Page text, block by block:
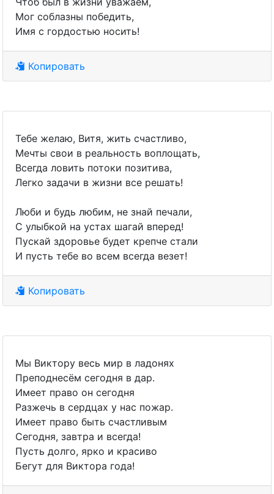
Мог соблазны победить,
Имя с гордостью носить!
Копировать
Тебе желаю, Витя, жить счастливо,
Мечты свои в реальность воплощать,
Всегда ловить потоки позитива,
Легко задачи в жизни все решать!
Люби и будь любим, не знай печали,
С улыбкой на устах шагай вперед!
Пускай здоровье будет крепче стали
И пусть тебе во всем всегда везет!
Копировать
Мы Виктору весь мир в ладонях
Преподнесём сегодня в дар.
Имеет право он сегодня
Разжечь в сердцах у нас пожар.
Имеет право быть счастливым
Сегодня, завтра и всегда!
Пусть долго, ярко и красиво
Бегут для Виктора года!